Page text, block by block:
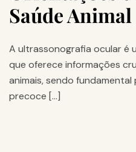
Saúde Animal
A ultrassonografia ocular é
que oferece informações
animais, sendo
precoce […]